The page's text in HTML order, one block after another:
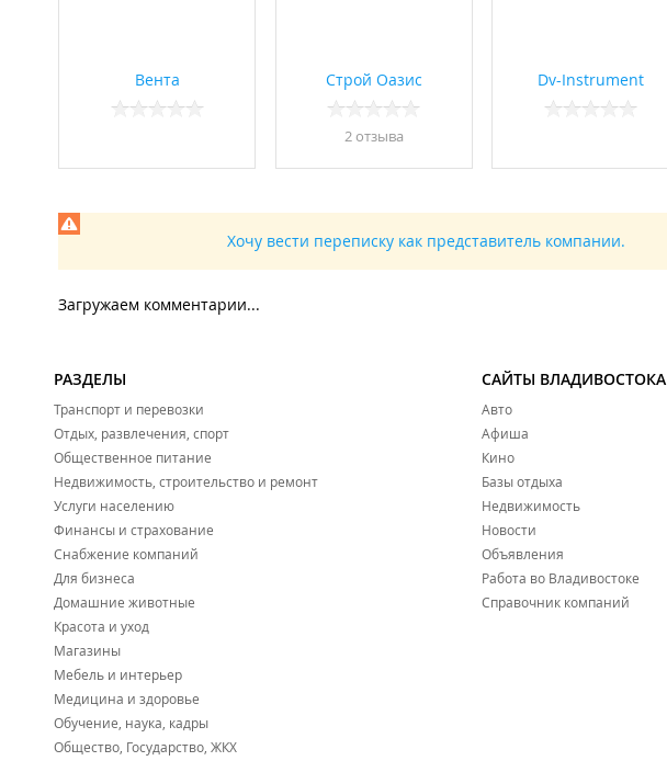
Вента Строй Оазис
2 отзывa
Dv-Instrument
Хочу вести переписку как представитель компании.
Загружаем комментарии...
РАЗДЕЛЫ
Транспорт и перевозки
Отдых, развлечения, спорт
Общественное питание
Недвижимость, строительство и ремонт
Услуги населению
Финансы и страхование
Снабжение компаний
Для бизнеса
Домашние животные
Красота и уход
Магазины
Мебель и интерьер
Медицина и здоровье
Обучение, наука, кадры
Общество, Государство, ЖКХ
САЙТЫ ВЛАДИВОСТОКА
Авто
Афиша
Кино
Базы отдыха
Недвижимость
Новости
Объявления
Работа во Владивостоке
Справочник компаний